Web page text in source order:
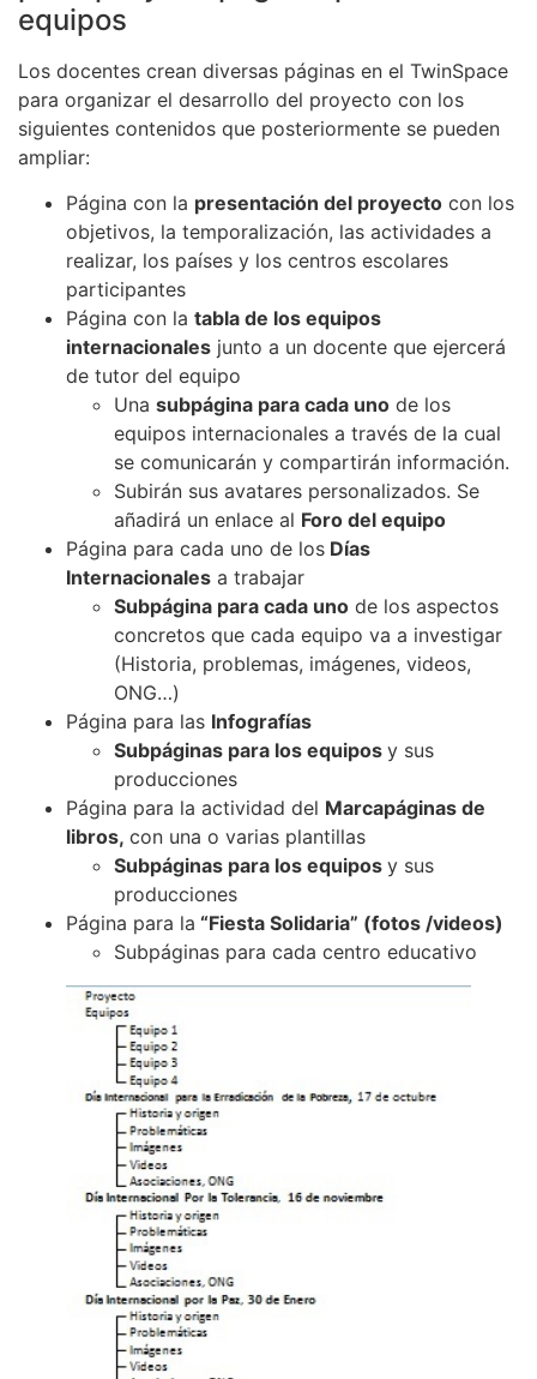
equipos
Los docentes crean diversas páginas en el TwinSpace
para organizar el desarrollo del proyecto con los
siguientes contenidos que posteriormente se pueden
ampliar:
Página con la presentación del proyecto con los
objetivos, la temporalización, las actividades a
realizar, los países y los centros escolares
participantes
Página con la tabla de los equipos
internacionales junto a un docente que ejercerá
de tutor del equipo
Una subpágina para cada uno de los
equipos internacionales a través de la cual
se comunicarán y compartirán información.
Subirán sus avatares personalizados. Se
añadirá un enlace al Foro del equipo
Página para cada uno de los Días
Internacionales a trabajar
Subpágina para cada uno de los aspectos
concretos que cada equipo va a investigar
(Historia, problemas, imágenes, videos,
ONG…)
Página para las Infografías
Subpáginas para los equipos y sus
producciones
Página para la actividad del Marcapáginas de
libros, con una o varias plantillas
Subpáginas para los equipos y sus
producciones
Página para la “Fiesta Solidaria” (fotos /videos)
Subpáginas para cada centro educativo